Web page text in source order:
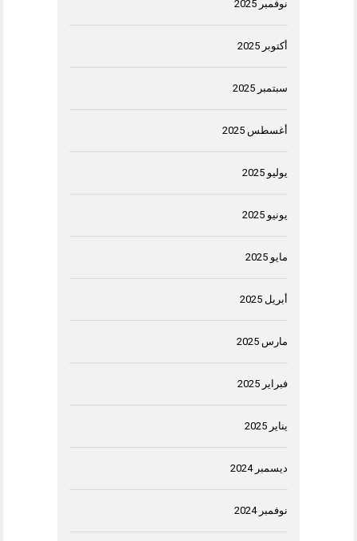
نوفمبر 2025
أكتوبر 2025
سبتمبر 2025
أغسطس 2025
يوليو 2025
يونيو 2025
مايو 2025
أبريل 2025
مارس 2025
فبراير 2025
يناير 2025
ديسمبر 2024
نوفمبر 2024